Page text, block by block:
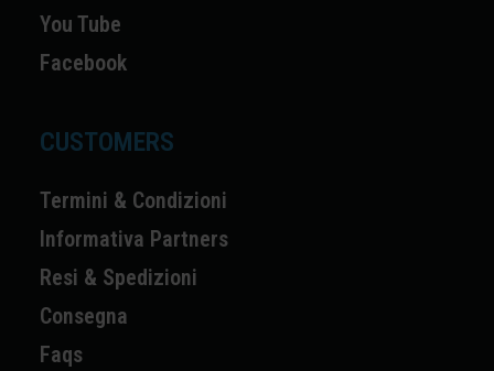
You Tube
Facebook
CUSTOMERS
Termini & Condizioni
Informativa Partners
Resi & Spedizioni
Consegna
Faqs